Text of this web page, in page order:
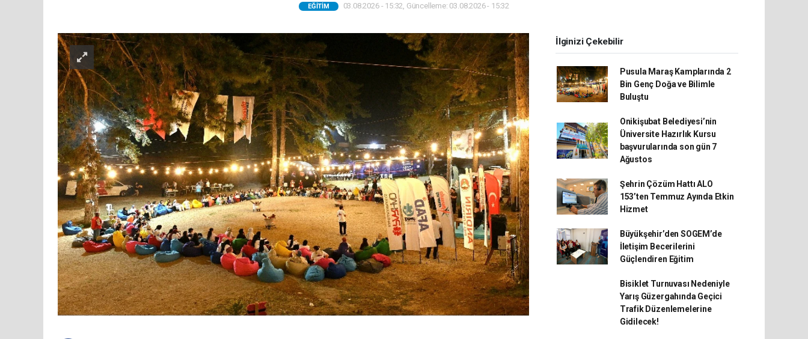
EĞITIM 03.08.2026 - 15:32, Güncelleme: 03.08.2026 - 15:32
İlginizi Çekebilir
Pusula Maraş Kamplarında 2
Bin Genç Doğa ve Bilimle
Buluştu
Onikişubat Belediyesi’nin
Üniversite Hazırlık Kursu
başvurularında son gün 7
Ağustos
Şehrin Çözüm Hattı ALO
153’ten Temmuz Ayında Etkin
Hizmet
Büyükşehir’den SOGEM’de
İletişim Becerilerini
Güçlendiren Eğitim
Bisiklet Turnuvası Nedeniyle
Yarış Güzergahında Geçici
Trafik Düzenlemelerine
Gidilecek!